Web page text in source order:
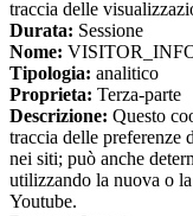
traccia delle
Durata: Sessione
Nome:
Tipologia: analitico
Proprieta: Terza-parte
Descrizione: Questo
traccia delle preferenze
nei siti; può anche
utilizzando la nuova o
Youtube.